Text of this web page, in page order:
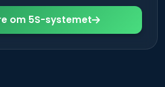
om 5S-systemet